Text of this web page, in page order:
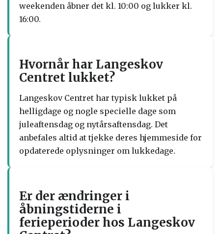
weekenden åbner det kl. 10:00 og lukker kl.
16:00.
Hvornår har Langeskov
Centret lukket?
Langeskov Centret har typisk lukket på
helligdage og nogle specielle dage som
juleaftensdag og nytårsaftensdag. Det
anbefales altid at tjekke deres hjemmeside for
opdaterede oplysninger om lukkedage.
Er der ændringer i
åbningstiderne i
ferieperioder hos Langeskov